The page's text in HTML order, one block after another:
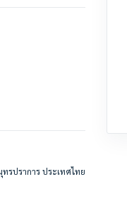
รปราการ ประเทศไทย